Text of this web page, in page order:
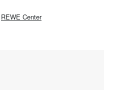
REWE Center